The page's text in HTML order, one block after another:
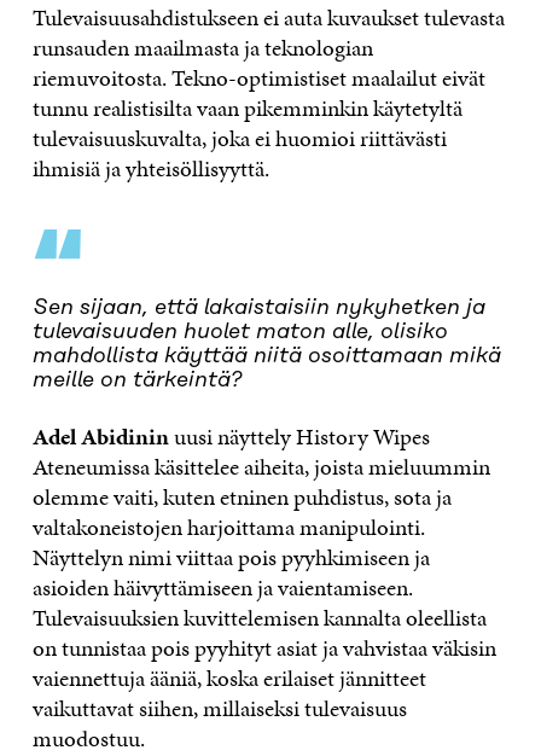
Tulevaisuusahdistukseen ei auta kuvaukset tulevasta
runsauden maailmasta ja teknologian
riemuvoitosta. Tekno-optimistiset maalailut eivät
tunnu realistisilta vaan pikemminkin käytetyltä
tulevaisuuskuvalta, joka ei huomioi riittävästi
ihmisiä ja yhteisöllisyyttä.
“
Sen sijaan, että lakaistaisiin nykyhetken ja
tulevaisuuden huolet maton alle, olisiko
mahdollista käyttää niitä osoittamaan mikä
meille on tärkeintä?
Adel Abidininuusi näyttely History Wipes
Ateneumissa käsittelee aiheita, joista mieluummin
olemme vaiti, kuten etninen puhdistus, sota ja
valtakoneistojen harjoittama manipulointi.
Näyttelyn nimi viittaa pois pyyhkimiseen ja
asioiden häivyttämiseen ja vaientamiseen.
Tulevaisuuksien kuvittelemisen kannalta oleellista
on tunnistaa pois pyyhityt asiat ja vahvistaa väkisin
vaiennettuja ääniä, koska erilaiset jännitteet
vaikuttavat siihen, millaiseksi tulevaisuus
muodostuu.